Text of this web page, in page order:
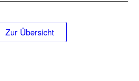
Zur Übersicht